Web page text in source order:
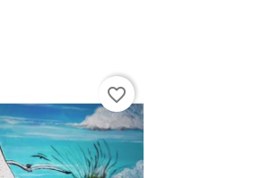
favorite_border